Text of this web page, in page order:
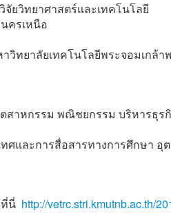
ยวิทยาศาสตร์และเทคโนโลยี
ครเหนือ
ทยาลัยเทคโนโลยีพระจอมเกล้า
าหกรรม พณิชยกรรม บริหารธุร
ศและการสื่อสารทางการศึกษา
นี่ http://vetrc.stri.kmutnb.ac.th/